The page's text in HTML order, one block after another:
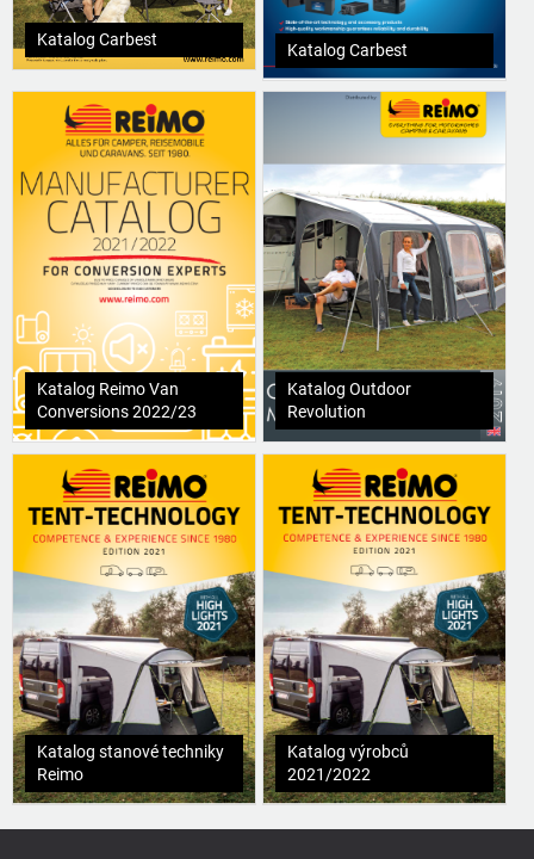
Katalog Carbest
Katalog Carbest
Katalog Reimo Van
Conversions 2022/23
Katalog Outdoor
Revolution
Katalog stanové techniky
Reimo
Katalog výrobců
2021/2022